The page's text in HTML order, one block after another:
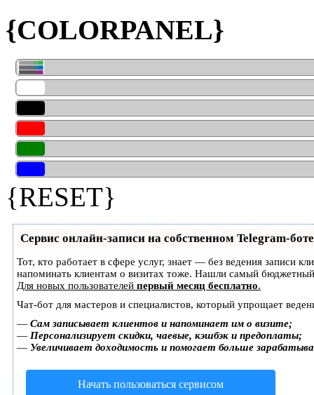
{COLORPANEL}
{RESET}
Сервис онлайн-записи на собственном Telegram-боте
Тот, кто работает в сфере услуг, знает — без ведения записи
напоминать клиентам о визитах тоже. Нашли самый
Для новых пользователей первый месяц бесплатно.
Чат-бот для мастеров и специалистов, который упрощает
— Сам записывает клиентов и напоминает им о визите;
— Персонализирует скидки, чаевые, кэшбэк и предоплаты;
— Увеличивает доходимость и помогает больше
Начать пользоваться сервисом